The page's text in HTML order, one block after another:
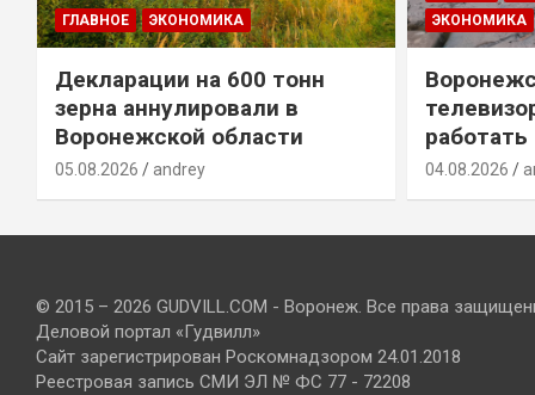
ГЛАВНОЕ ЭКОНОМИКА
Декларации на 600 тонн
зерна аннулировали в
Воронежской области
05.08.2026 andrey
ЭКОНОМИКА
работать
04.08.2026
© 2015 – 2026 GUDVILL.COM - Воронеж. Все права
Деловой портал «Гудвилл»
Сайт зарегистрирован Роскомнадзором 24.01.2018
Реестровая запись СМИ ЭЛ № ФС 77 - 72208